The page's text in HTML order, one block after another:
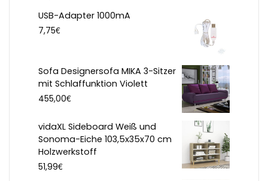
USB-Adapter 1000mA
7,75€
Sofa Designersofa MIKA 3-Sitzer
mit Schlaffunktion Violett
455,00€
vidaXL Sideboard Weiß und
Sonoma-Eiche 103,5x35x70 cm
Holzwerkstoff
51,99€